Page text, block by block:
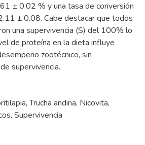
± 0.02 % y una tasa de conversión
± 0.08. Cabe destacar que todos
una supervivencia (S) del 100% lo
de proteína en la dieta influye
zootécnico, sin
supervivencia.
,Trucha andina, Nicovita,
, Supervivencia